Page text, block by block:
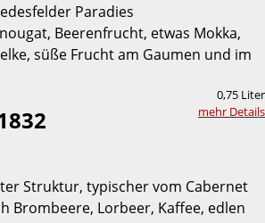
Paradies
Beerenfrucht, etwas Mokka,
süße Frucht am Gaumen und im
0,75 Liter
mehr Details
Struktur, typischer vom Cabernet
Brombeere, Lorbeer, Kaffee, edlen